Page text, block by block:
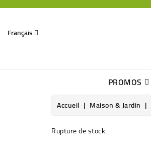
Français
PROMOS
Accueil Maison & Jardin
Rupture de stock